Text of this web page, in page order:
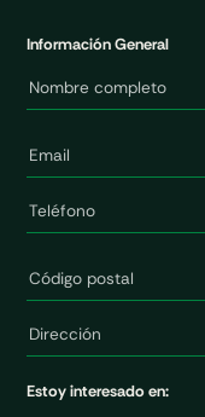
Información General
Estoy interesado en: